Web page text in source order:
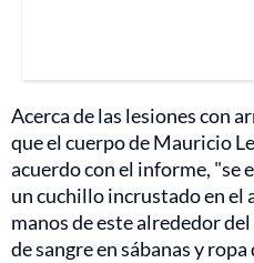
Acerca de las lesiones con
que el cuerpo de Mauricio
acuerdo con el informe, "se
un cuchillo incrustado en el
manos de este alrededor
de sangre en sábanas y ropa